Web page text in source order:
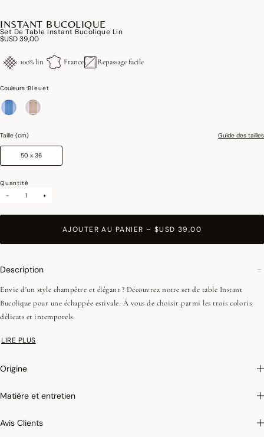
INSTANT BUCOLIQUE
Set De Table Instant Bucolique Lin
$USD 39,00
100% lin France Repassage facile
Couleurs :Bleuet
Taille (cm) Guide des tailles
50 x 36
Quantité
-
+
AJOUTER AU PANIER – $USD 39,00
Description
Envie d'un style champêtre et élégant ? Découvrez notre set de table Instant
Bucolique pour une échappée estivale. À vous de choisir parmi les trois coloris
délicats et intemporels.
Photographies :
concerne les coul
LIRE PLUS
Origine
Matière et entretien
Avis Clients